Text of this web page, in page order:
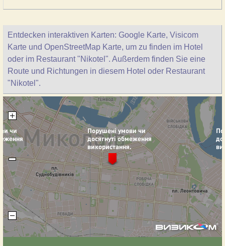
Entdecken interaktiven Karten: Google Karte, Visicom
Karte und OpenStreetMap Karte, um zu finden im Hotel
oder im Restaurant "Nikotel". Außerdem finden Sie eine
Route und Richtungen in diesem Hotel oder Restaurant
"Nikotel".